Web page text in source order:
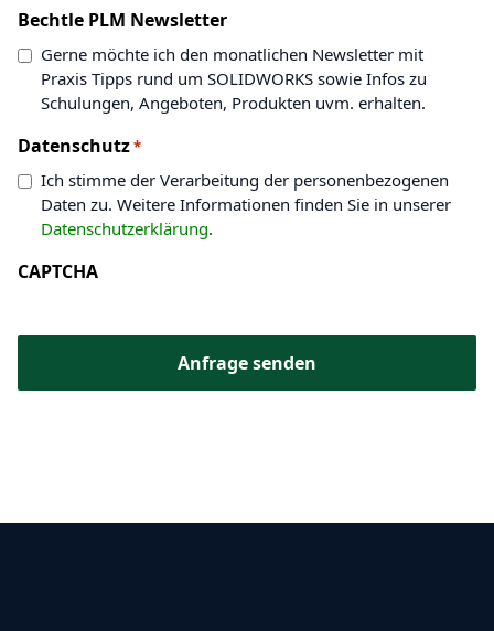
Bechtle PLM Newsletter
Gerne möchte ich den monatlichen Newsletter mit
Praxis Tipps rund um SOLIDWORKS sowie Infos zu
Schulungen, Angeboten, Produkten uvm. erhalten.
Datenschutz*
Ich stimme der Verarbeitung der personenbezogenen
Daten zu. Weitere Informationen finden Sie in unserer
Datenschutzerklärung.
CAPTCHA